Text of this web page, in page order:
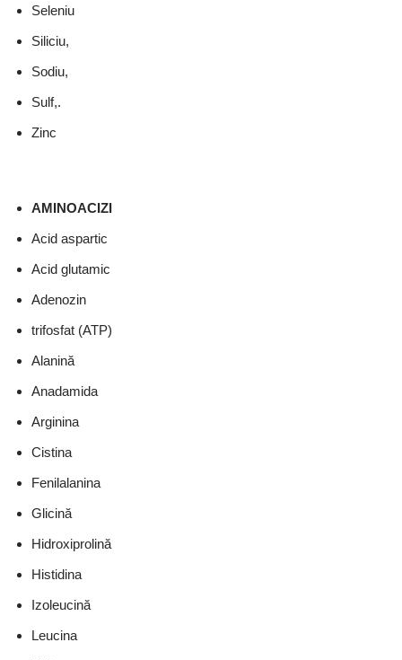
Seleniu
Siliciu,
Sodiu,
Sulf,.
Zinc
AMINOACIZI
Acid aspartic
Acid glutamic
Adenozin
trifosfat (ATP)
Alanină
Anadamida
Arginina
Cistina
Fenilalanina
Glicină
Hidroxiprolină
Histidina
Izoleucină
Leucina